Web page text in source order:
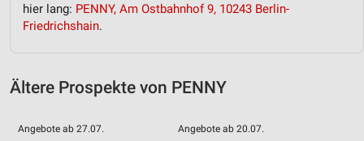
hier lang: PENNY, Am Ostbahnhof 9, 10243 Berlin-
Friedrichshain.
Ältere Prospekte von PENNY
Angebote ab 27.07. Angebote ab 20.07.